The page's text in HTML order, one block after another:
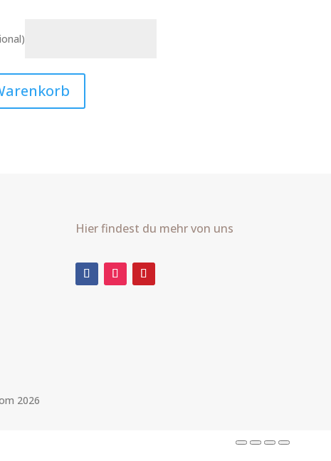
Hier findest du mehr von uns
2026